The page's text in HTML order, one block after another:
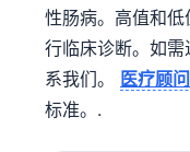
性肠病。高值和
行临床诊断。如
系我们。 医疗顾
标准。.